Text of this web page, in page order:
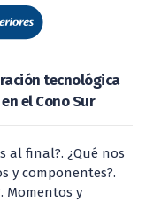
tecnológica
el Cono Sur
al final?. ¿Qué nos
y componentes?.
Momentos y